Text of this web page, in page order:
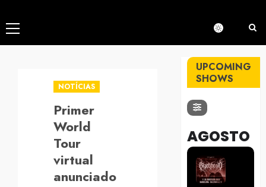
Menú
principal
NOTÍCIAS
Primer
World
Tour
virtual
anunciado
UPCOMING
SHOWS
AGOSTO